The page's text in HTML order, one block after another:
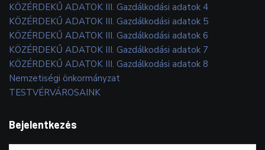
KÖZÉRDEKŰ ADATOK III. Gazdálkodási adatok 4
KÖZÉRDEKŰ ADATOK III. Gazdálkodási adatok 5
KÖZÉRDEKŰ ADATOK III. Gazdálkodási adatok 6
KÖZÉRDEKŰ ADATOK III. Gazdálkodási adatok 7
KÖZÉRDEKŰ ADATOK III. Gazdálkodási adatok 8
Nemzetiségi önkormányzat
TESTVÉRVÁROSAINK
Bejelentkezés